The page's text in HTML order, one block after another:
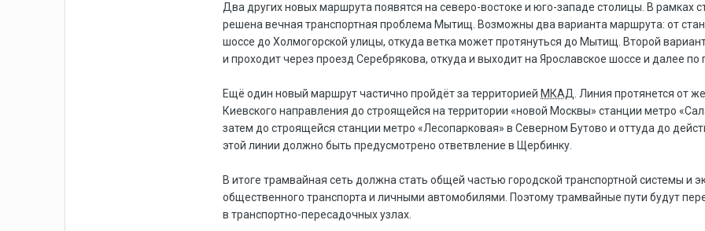
Два других новых маршрута появятся на северо-востоке и юго-западе столицы. В рамках
решена вечная транспортная проблема Мытищ. Возможны два варианта маршрута: от
шоссе до Холмогорской улицы, откуда ветка может протянуться до Мытищ. Второй
и проходит через проезд Серебрякова, откуда и выходит на Ярославское шоссе и далее по
Ещё один новый маршрут частично пройдёт за территорией МКАД
. Линия протянется от
Киевского направления до строящейся на территории «новой Москвы» станции метро
затем до строящейся станции метро «Лесопарковая» в Северном Бутово и оттуда до
этой линии должно быть предусмотрено ответвление в Щербинку.
В итоге трамвайная сеть должна стать общей частью городской транспортной системы и
общественного транспорта и личными автомобилями. Поэтому трамвайные пути будут
в транспортно-пересадочных узлах.